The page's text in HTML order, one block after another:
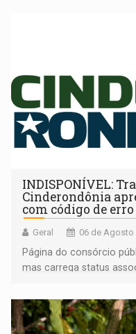
INDISPONÍVEL:
Cinderondônia
com código de erro
Geral 06 de Agosto
Página do consórcio
mas carrega status